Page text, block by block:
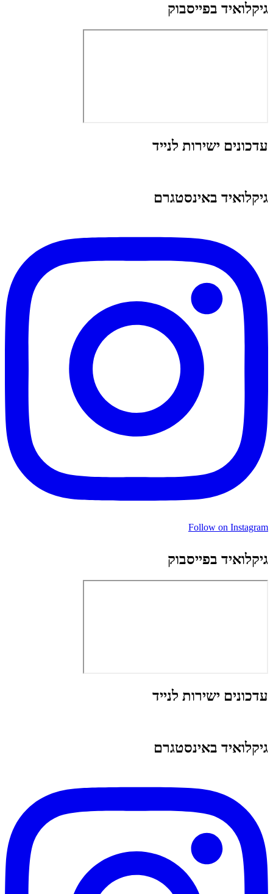
גיקלואיד בפייסבוק
עדכונים ישירות לנייד
גיקלואיד באינסטגרם
Follow on Instagram
גיקלואיד בפייסבוק
עדכונים ישירות לנייד
גיקלואיד באינסטגרם